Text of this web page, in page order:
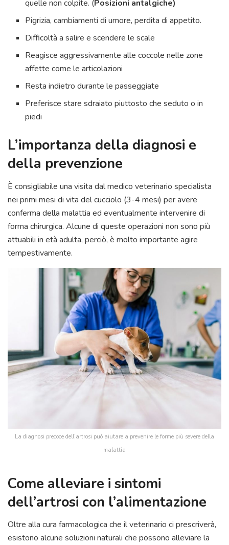
quelle non colpite. (Posizioni antalgiche)
Pigrizia, cambiamenti di umore, perdita di appetito.
Difficoltà a salire e scendere le scale
Reagisce aggressivamente alle coccole nelle zone
affette come le articolazioni
Resta indietro durante le passeggiate
Preferisce stare sdraiato piuttosto che seduto o in
piedi
L’importanza della diagnosi e
della prevenzione
È consigliabile una visita dal medico veterinario specialista
nei primi mesi di vita del cucciolo (3-4 mesi) per avere
conferma della malattia ed eventualmente intervenire di
forma chirurgica. Alcune di queste operazioni non sono più
attuabili in età adulta, perciò, è molto importante agire
tempestivamente.
La diagnosi precoce dell’artrosi può aiutare a prevenire le forme più severe della
malattia
Come alleviare i sintomi
dell’artrosi con l’alimentazione
Oltre alla cura farmacologica che il veterinario ci prescriverà,
esistono alcune soluzioni naturali che possono alleviare la